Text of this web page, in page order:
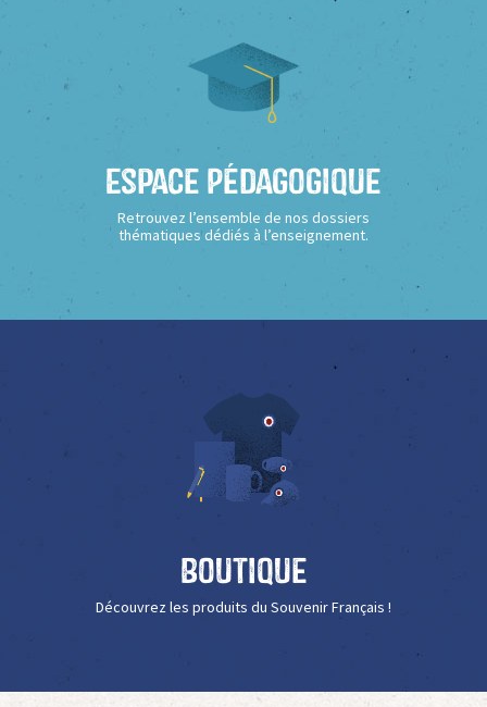
Espace Pédagogique
Retrouvez l’ensemble de nos dossiers
thématiques dédiés à l’enseignement.
Boutique
Découvrez les produits du Souvenir Français !